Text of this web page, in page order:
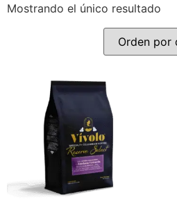
Mostrando el único resultado